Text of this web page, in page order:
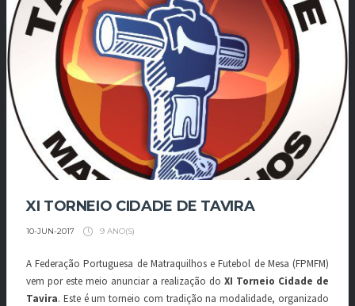
XI TORNEIO CIDADE DE TAVIRA
10-JUN-2017 9 ANO(S)
A Federação Portuguesa de Matraquilhos e Futebol de Mesa (FPMFM)
vem por este meio anunciar a realização do XI Torneio Cidade de
Tavira. Este é um torneio com tradição na modalidade, organizado